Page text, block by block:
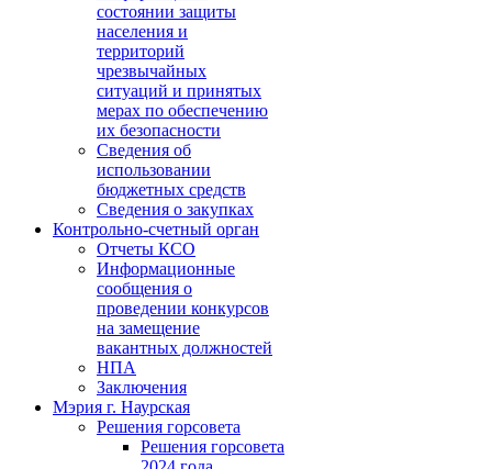
состоянии защиты
населения и
территорий
чрезвычайных
ситуаций и принятых
мерах по обеспечению
их безопасности
Сведения об
использовании
бюджетных средств
Сведения о закупках
Контрольно-счетный орган
Отчеты КСО
Информационные
сообщения о
проведении конкурсов
на замещение
вакантных должностей
НПА
Заключения
Мэрия г. Наурская
Решения горсовета
Решения горсовета